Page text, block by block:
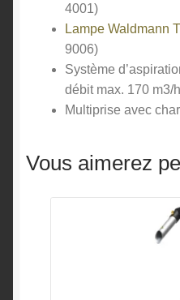
4001)
Lampe Waldmann
9006)
Système
débit max. 170 m3/
Multiprise avec
Vous aimerez